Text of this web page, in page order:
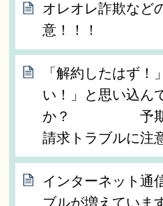
オレオレ詐欺など
意！！！
「解約したはず！
い！」と思い込ん
か？ 予期せ
請求トラブルに注
インターネット通
ブルが増えていま